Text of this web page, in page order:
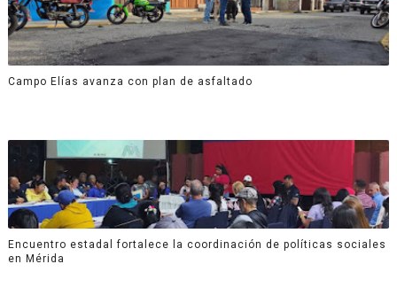
Campo Elías avanza con plan de asfaltado
Encuentro estadal fortalece la coordinación de políticas sociales
en Mérida